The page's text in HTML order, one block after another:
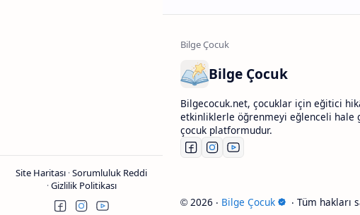
Site Haritası Sorumluluk Reddi
Gizlilik Politikası
Bilge Çocuk
Bilgecocuk.net, çocuklar için eğitici
etkinliklerle öğrenmeyi eğlenceli hale
çocuk platformudur.
© 2026 ‧ Bilge Çocuk ‧ Tüm hakları